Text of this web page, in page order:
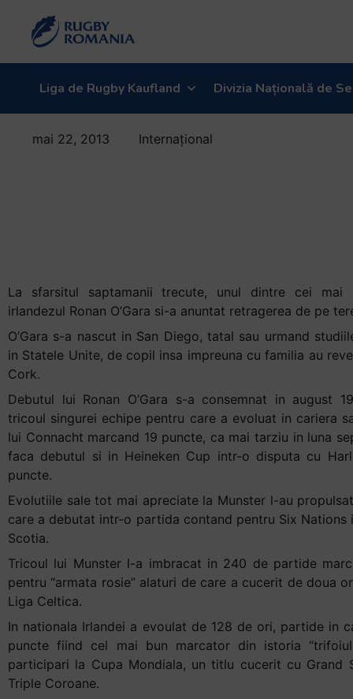
Liga de Rugby Kaufland Divizia Națională de
mai 22, 2013 Internațional
La sfarsitul saptamanii trecute, unul dintre cei mai
irlandezul Ronan O’Gara si-a anuntat retragerea de pe
O’Gara s-a nascut in San Diego, tatal sau urmand
in Statele Unite, de copil insa impreuna cu familia au
Cork.
Debutul lui Ronan O’Gara s-a consemnat in august
tricoul singurei echipe pentru care a evoluat in cariera
lui Connacht marcand 19 puncte, ca mai tarziu in luna
faca debutul si in Heineken Cup intr-o disputa cu
puncte.
Evolutiile sale tot mai apreciate la Munster l-au
care a debutat intr-o partida contand pentru Six Nations
Scotia.
Tricoul lui Munster l-a imbracat in 240 de partide
pentru “armata rosie” alaturi de care a cucerit de doua
Liga Celtica.
In nationala Irlandei a evoulat de 128 de ori, partide in
puncte fiind cel mai bun marcator din istoria
participari la Cupa Mondiala, un titlu cucerit cu Grand
Triple Coroane.